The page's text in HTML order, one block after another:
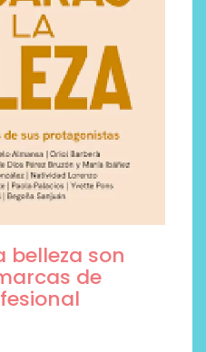
belleza son
de